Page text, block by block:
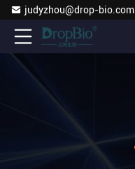
judyzhou@drop-bio.com